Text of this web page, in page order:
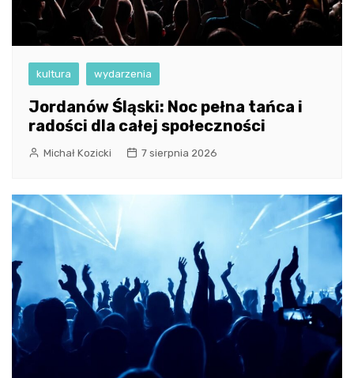
kultura wydarzenia
Jordanów Śląski: Noc pełna tańca i
radości dla całej społeczności
Michał Kozicki 7 sierpnia 2026